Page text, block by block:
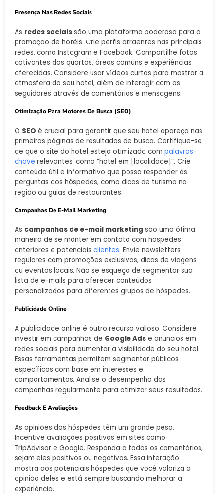
Presença Nas Redes Sociais
As redes sociais são uma plataforma poderosa para a
promoção de hotéis. Crie perfis atraentes nas principais
redes, como Instagram e Facebook. Compartilhe fotos
cativantes dos quartos, áreas comuns e experiências
oferecidas. Considere usar vídeos curtos para mostrar a
atmosfera do seu hotel, além de interagir com os
seguidores através de comentários e mensagens.
Otimização Para Motores De Busca (SEO)
O SEO é crucial para garantir que seu hotel apareça nas
primeiras páginas de resultados de busca. Certifique-se
de que o site do hotel esteja otimizado com palavras-
chave relevantes, como “hotel em [localidade]”. Crie
conteúdo útil e informativo que possa responder às
perguntas dos hóspedes, como dicas de turismo na
região ou guias de restaurantes.
Campanhas De E-Mail Marketing
As campanhas de e-mail marketing são uma ótima
maneira de se manter em contato com hóspedes
anteriores e potenciais clientes. Envie newsletters
regulares com promoções exclusivas, dicas de viagens
ou eventos locais. Não se esqueça de segmentar sua
lista de e-mails para oferecer conteúdos
personalizados para diferentes grupos de hóspedes.
Publicidade Online
A publicidade online é outro recurso valioso. Considere
investir em campanhas de Google Ads e anúncios em
redes sociais para aumentar a visibilidade do seu hotel.
Essas ferramentas permitem segmentar públicos
específicos com base em interesses e
comportamentos. Analise o desempenho das
campanhas regularmente para otimizar seus resultados.
Feedback E Avaliações
As opiniões dos hóspedes têm um grande peso.
Incentive avaliações positivas em sites como
TripAdvisor e Google. Responda a todos os comentários,
sejam eles positivos ou negativos. Essa interação
mostra aos potenciais hóspedes que você valoriza a
opinião deles e está sempre buscando melhorar a
experiência.